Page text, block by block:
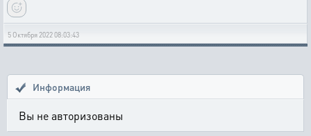
5 Октября 2022 08:03:43
Информация
Вы не авторизованы